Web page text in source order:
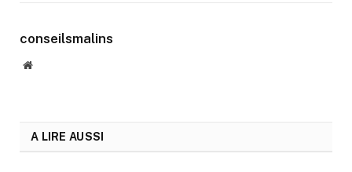
conseilsmalins
Website
A LIRE AUSSI